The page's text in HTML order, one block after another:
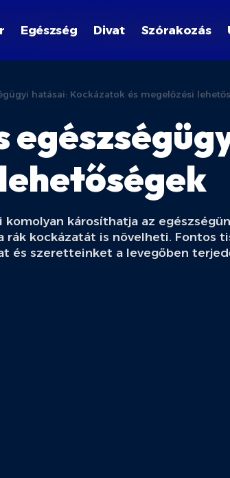
Egészség Divat Szórakozás
hatásai: Kockázatok és megelőzési
károsíthatja az
rák kockázatát is növelheti. Fontos
és szeretteinket a levegőben